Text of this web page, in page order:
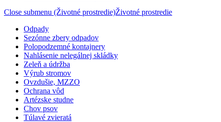
Close submenu (Životné prostredie)Životné prostredie
Odpady
Sezónne zbery odpadov
Polopodzemné kontajnery
Nahlásenie nelegálnej skládky
Zeleň a údržba
Výrub stromov
Ovzdušie, MZZO
Ochrana vôd
Artézske studne
Chov psov
Túlavé zvieratá